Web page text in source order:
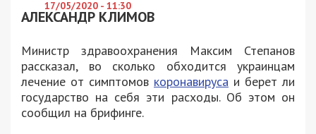
17/05/2020 - 11:30
АЛЕКСАНДР КЛИМОВ
Министр здравоохранения Максим Степанов
рассказал, во сколько обходится украинцам
лечение от симптомов коронавируса и берет ли
государство на себя эти расходы. Об этом он
сообщил на брифинге.